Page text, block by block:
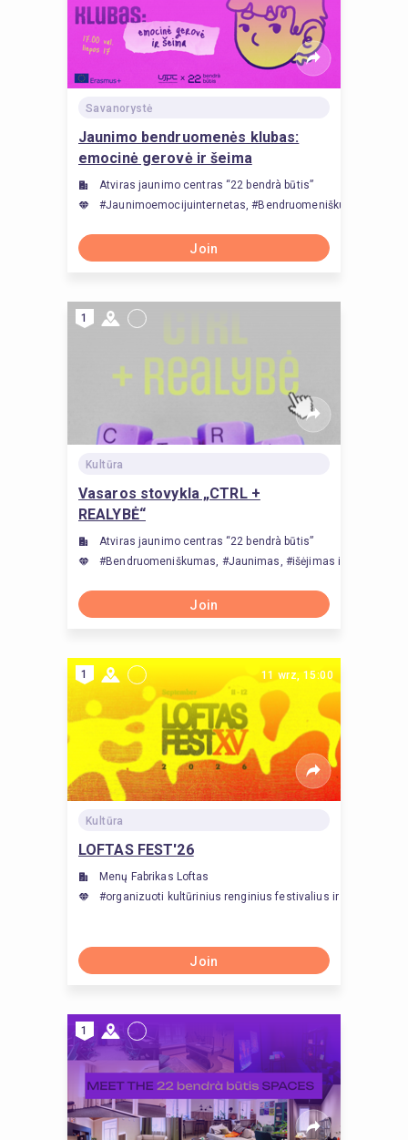
Savanorystė
Jaunimo bendruomenės klubas:
emocinė gerovė ir šeima
Atviras jaunimo centras “22 bendrà būtis”
#Jaunimoemocijuinternetas, #Bendruomeniškumas,
Join
1
Kultūra
Vasaros stovykla „CTRL +
REALYBĖ“
Atviras jaunimo centras “22 bendrà būtis”
#Bendruomeniškumas, #Jaunimas, #išėjimas iš komforto
Join
1 11 wrz, 15:00
Kultūra
LOFTAS FEST'26
Menų Fabrikas Loftas
#organizuoti kultūrinius renginius festivalius ir parodas
Join
1